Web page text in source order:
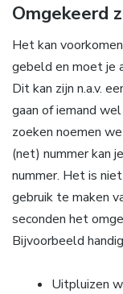
Omgekeerd
Het kan
gebeld en moet je
Dit kan zijn n.a.v.
gaan of iemand
zoeken noemen
(net) nummer kan
nummer. Het is
gebruik te maken
seconden het
Bijvoorbeeld
Uitpluizen